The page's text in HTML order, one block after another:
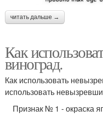
читать дальше →
Как
виноград.
Как использовать
использовать
Признак № 1 - окраска